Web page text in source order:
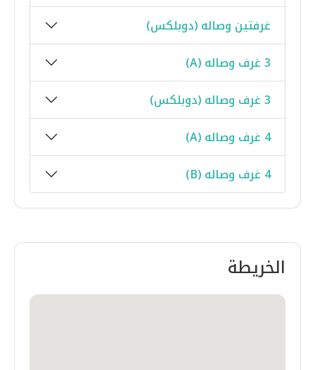
غرفتين وصاله (دوبلكس)
3 غرف وصاله (A)
3 غرف وصاله (دوبلكس)
4 غرف وصاله (A)
4 غرف وصاله (B)
الخريطة